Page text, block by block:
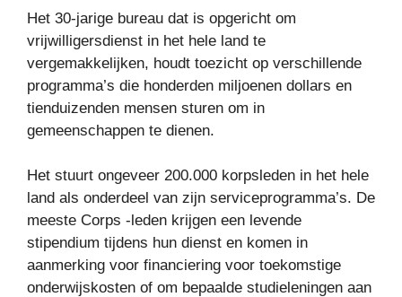
Het 30-jarige bureau dat is opgericht om
vrijwilligersdienst in het hele land te
vergemakkelijken, houdt toezicht op verschillende
programma’s die honderden miljoenen dollars en
tienduizenden mensen sturen om in
gemeenschappen te dienen.
Het stuurt ongeveer 200.000 korpsleden in het hele
land als onderdeel van zijn serviceprogramma’s. De
meeste Corps -leden krijgen een levende
stipendium tijdens hun dienst en komen in
aanmerking voor financiering voor toekomstige
onderwijskosten of om bepaalde studieleningen aan